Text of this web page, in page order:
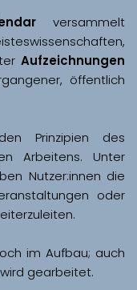
versammelt
Aufzeichnungen
öffentlich
Prinzipien des
Arbeitens. Unter
Nutzer:innen die
oder
im Aufbau; auch